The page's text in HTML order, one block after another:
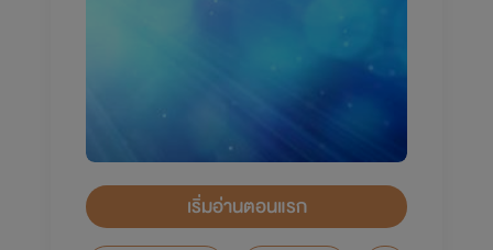
เริ่มอ่านตอนแรก